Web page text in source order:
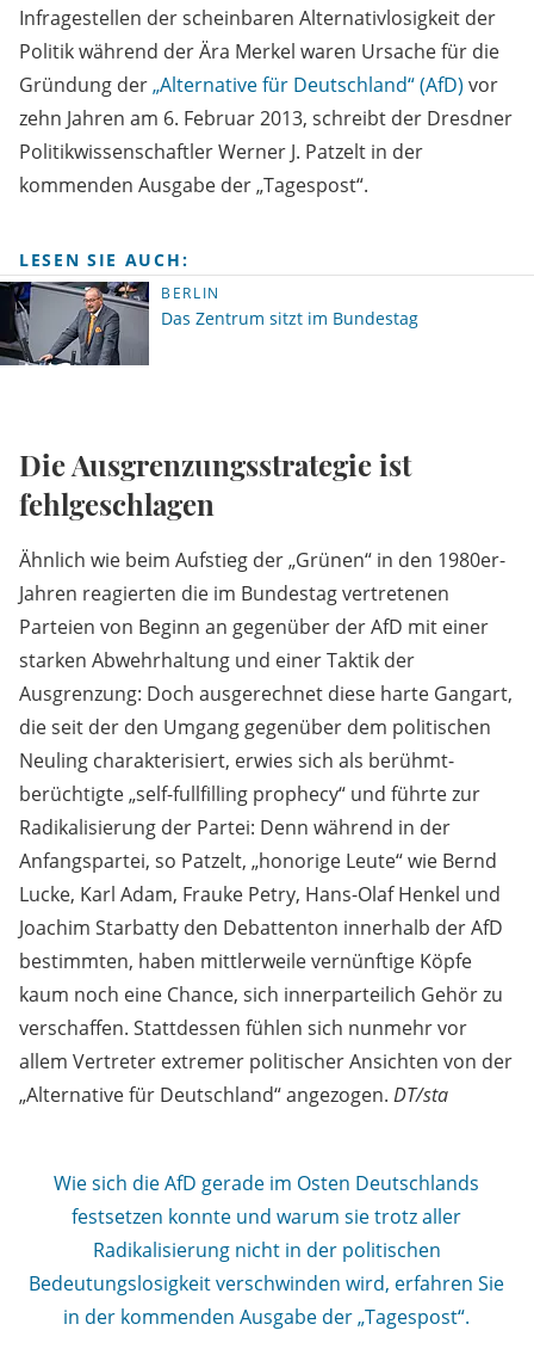
Infragestellen der scheinbaren Alternativlosigkeit der
Politik während der Ära Merkel waren Ursache für die
Gründung der„Alternative für Deutschland“ (AfD) vor
zehn Jahren am 6. Februar 2013, schreibt der Dresdner
Politikwissenschaftler Werner J. Patzelt in der
kommenden Ausgabe der „Tagespost“.
LESEN SIE AUCH:
BERLIN
Das Zentrum sitzt im Bundestag
Die Ausgrenzungsstrategie ist
fehlgeschlagen
Ähnlich wie beim Aufstieg der „Grünen“ in den 1980er-
Jahren reagierten die im Bundestag vertretenen
Parteien von Beginn an gegenüber der AfD mit einer
starken Abwehrhaltung und einer Taktik der
Ausgrenzung: Doch ausgerechnet diese harte Gangart,
die seit der den Umgang gegenüber dem politischen
Neuling charakterisiert, erwies sich als berühmt-
berüchtigte „self-fullfilling prophecy“ und führte zur
Radikalisierung der Partei: Denn während in der
Anfangspartei, so Patzelt, „honorige Leute“ wie Bernd
Lucke, Karl Adam, Frauke Petry, Hans-Olaf Henkel und
Joachim Starbatty den Debattenton innerhalb der AfD
bestimmten, haben mittlerweile vernünftige Köpfe
kaum noch eine Chance, sich innerparteilich Gehör zu
verschaffen. Stattdessen fühlen sich nunmehr vor
allem Vertreter extremer politischer Ansichten von der
„Alternative für Deutschland“ angezogen. DT/sta
Wie sich die AfD gerade im Osten Deutschlands
festsetzen konnte und warum sie trotz aller
Radikalisierung nicht in der politischen
Bedeutungslosigkeit verschwinden wird, erfahren Sie
in der kommenden Ausgabe der „Tagespost“.